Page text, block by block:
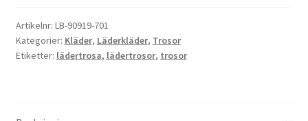
Artikelnr: LB-90919-701
Kategorier: Kläder, Läderkläder, Trosor
Etiketter: lädertrosa, lädertrosor, trosor